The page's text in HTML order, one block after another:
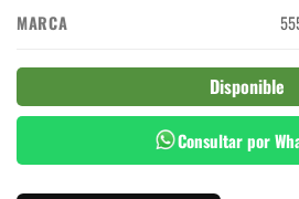
MARCA
Disponible
Consultar por